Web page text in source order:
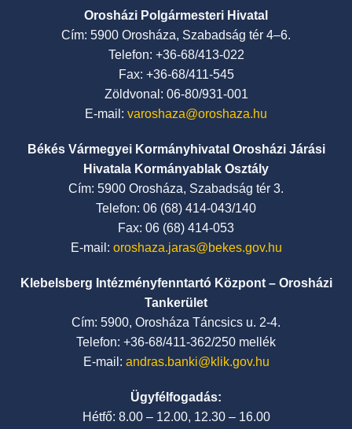
Orosházi Polgármesteri Hivatal
Cím: 5900 Orosháza, Szabadság tér 4–6.
Telefon: +36-68/413-022
Fax: +36-68/411-545
Zöldvonal: 06-80/931-001
E-mail: varoshaza@oroshaza.hu
Békés Vármegyei Kormányhivatal Orosházi Járási
Hivatala Kormányablak Osztály
Cím: 5900 Orosháza, Szabadság tér 3.
Telefon: 06 (68) 414-043/140
Fax: 06 (68) 414-053
E-mail: oroshaza.jaras@bekes.gov.hu
Klebelsberg Intézményfenntartó Központ – Orosházi
Tankerület
Cím: 5900, Orosháza Táncsics u. 2-4.
Telefon: +36-68/411-362/250 mellék
E-mail: andras.banki@klik.gov.hu
Ügyfélfogadás:
Hétfő: 8.00 – 12.00, 12.30 – 16.00